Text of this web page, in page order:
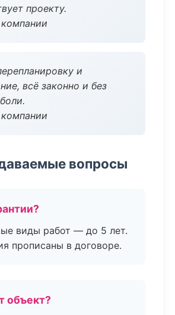
проекту.
и
всё законно и без
вопросы
виды работ — до 5 лет.
прописаны в договоре.
объект?